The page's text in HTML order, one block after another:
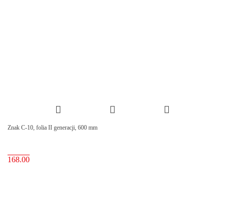
Znak C-10, folia II generacji, 600 mm
168.00